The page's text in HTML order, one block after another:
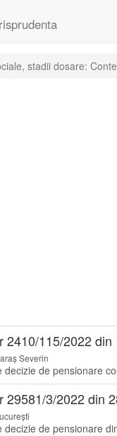
stadii dosare:
2410/115/2022 din
Severin
decizie de pensionare
29581/3/2022 din
decizie de pensionare